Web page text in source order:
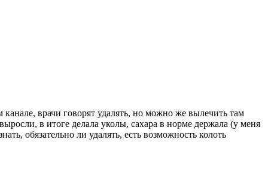
врачи говорят удалять, но можно же вылечить там
в итоге делала уколы, сахара в норме держала (у меня
обязательно ли удалять, есть возможность колоть